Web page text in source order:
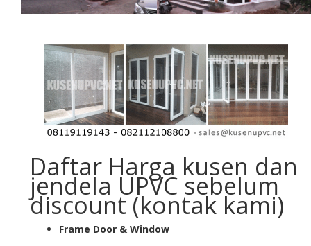
Daftar Harga kusen dan
jendela UPVC sebelum
discount (kontak kami)
Frame Door & Window